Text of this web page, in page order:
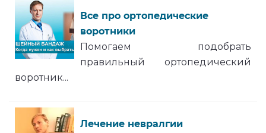
Все про ортопедические
воротники
Помогаем подобрать
правильный ортопедический
воротник...
Лечение невралгии